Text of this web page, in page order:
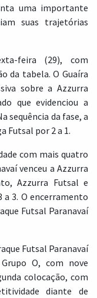
uma importante
suas trajetórias
feira (29), com
da tabela. O Guaíra
sobre a Azzurra
que evidenciou a
sequência da fase, a
Futsal por 2 a 1.
com mais quatro
venceu a Azzurra
Azzurra Futsal e
3. O encerramento
Futsal Paranavaí
Futsal Paranavaí
O, com nove
colocação, com
diante de